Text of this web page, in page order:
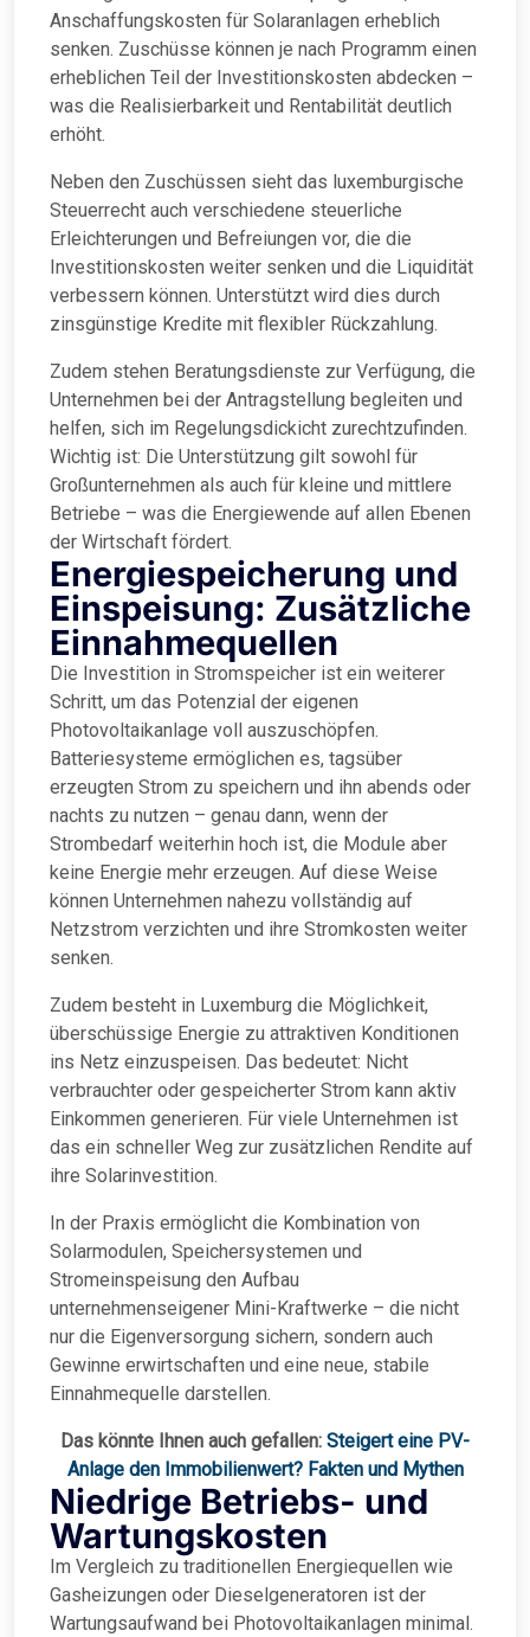
Anschaffungskosten für Solaranlagen erheblich
senken. Zuschüsse können je nach Programm einen
erheblichen Teil der Investitionskosten abdecken –
was die Realisierbarkeit und Rentabilität deutlich
erhöht.
Neben den Zuschüssen sieht das luxemburgische
Steuerrecht auch verschiedene steuerliche
Erleichterungen und Befreiungen vor, die die
Investitionskosten weiter senken und die Liquidität
verbessern können. Unterstützt wird dies durch
zinsgünstige Kredite mit flexibler Rückzahlung.
Zudem stehen Beratungsdienste zur Verfügung, die
Unternehmen bei der Antragstellung begleiten und
helfen, sich im Regelungsdickicht zurechtzufinden.
Wichtig ist: Die Unterstützung gilt sowohl für
Großunternehmen als auch für kleine und mittlere
Betriebe – was die Energiewende auf allen Ebenen
der Wirtschaft fördert.
Energiespeicherung und
Einspeisung: Zusätzliche
Einnahmequellen
Die Investition in Stromspeicher ist ein weiterer
Schritt, um das Potenzial der eigenen
Photovoltaikanlage voll auszuschöpfen.
Batteriesysteme ermöglichen es, tagsüber
erzeugten Strom zu speichern und ihn abends oder
nachts zu nutzen – genau dann, wenn der
Strombedarf weiterhin hoch ist, die Module aber
keine Energie mehr erzeugen. Auf diese Weise
können Unternehmen nahezu vollständig auf
Netzstrom verzichten und ihre Stromkosten weiter
senken.
Zudem besteht in Luxemburg die Möglichkeit,
überschüssige Energie zu attraktiven Konditionen
ins Netz einzuspeisen. Das bedeutet: Nicht
verbrauchter oder gespeicherter Strom kann aktiv
Einkommen generieren. Für viele Unternehmen ist
das ein schneller Weg zur zusätzlichen Rendite auf
ihre Solarinvestition.
In der Praxis ermöglicht die Kombination von
Solarmodulen, Speichersystemen und
Stromeinspeisung den Aufbau
unternehmenseigener Mini-Kraftwerke – die nicht
nur die Eigenversorgung sichern, sondern auch
Gewinne erwirtschaften und eine neue, stabile
Einnahmequelle darstellen.
Das könnte Ihnen auch gefallen: Steigert eine PV-
Anlage den Immobilienwert? Fakten und Mythen
Niedrige Betriebs- und
Wartungskosten
Im Vergleich zu traditionellen Energiequellen wie
Gasheizungen oder Dieselgeneratoren ist der
Wartungsaufwand bei Photovoltaikanlagen minimal.